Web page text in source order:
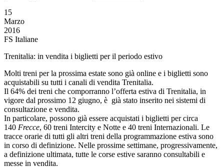
15
Marzo
2016
FS Italiane
Trenitalia: in vendita i biglietti per il periodo estivo
Molti treni per la prossima estate sono già online e i biglietti sono
acquistabili su tutti i canali di vendita Trenitalia.
Il 64% dei treni che comporranno l’offerta estiva di Trenitalia, in
vigore dal prossimo 12 giugno, è già stato inserito nei sistemi di
consultazione e vendita.
In particolare, possono già essere acquistati i biglietti per circa
140 Frecce, 60 treni Intercity e Notte e 40 treni Internazionali. Le
tracce orarie di tutti gli altri treni della programmazione estiva sono
in corso di definizione. Nelle prossime settimane, progressivamente,
a definizione ultimata, tutte le corse estive saranno consultabili e
messe in vendita.